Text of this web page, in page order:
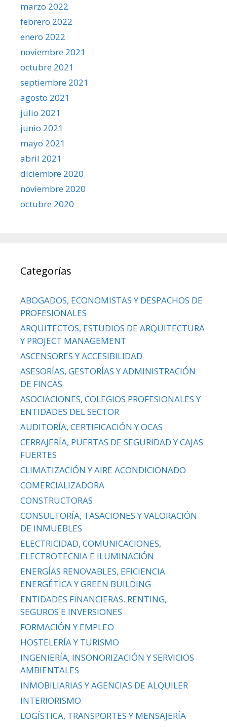
marzo 2022
febrero 2022
enero 2022
noviembre 2021
octubre 2021
septiembre 2021
agosto 2021
julio 2021
junio 2021
mayo 2021
abril 2021
diciembre 2020
noviembre 2020
octubre 2020
Categorías
ABOGADOS, ECONOMISTAS Y DESPACHOS DE
PROFESIONALES
ARQUITECTOS, ESTUDIOS DE ARQUITECTURA
Y PROJECT MANAGEMENT
ASCENSORES Y ACCESIBILIDAD
ASESORÍAS, GESTORÍAS Y ADMINISTRACIÓN
DE FINCAS
ASOCIACIONES, COLEGIOS PROFESIONALES Y
ENTIDADES DEL SECTOR
AUDITORÍA, CERTIFICACIÓN Y OCAS
CERRAJERÍA, PUERTAS DE SEGURIDAD Y CAJAS
FUERTES
CLIMATIZACIÓN Y AIRE ACONDICIONADO
COMERCIALIZADORA
CONSTRUCTORAS
CONSULTORÍA, TASACIONES Y VALORACIÓN
DE INMUEBLES
ELECTRICIDAD, COMUNICACIONES,
ELECTROTECNIA E ILUMINACIÓN
ENERGÍAS RENOVABLES, EFICIENCIA
ENERGÉTICA Y GREEN BUILDING
ENTIDADES FINANCIERAS. RENTING,
SEGUROS E INVERSIONES
FORMACIÓN Y EMPLEO
HOSTELERÍA Y TURISMO
INGENIERÍA, INSONORIZACIÓN Y SERVICIOS
AMBIENTALES
INMOBILIARIAS Y AGENCIAS DE ALQUILER
INTERIORISMO
LOGÍSTICA, TRANSPORTES Y MENSAJERÍA